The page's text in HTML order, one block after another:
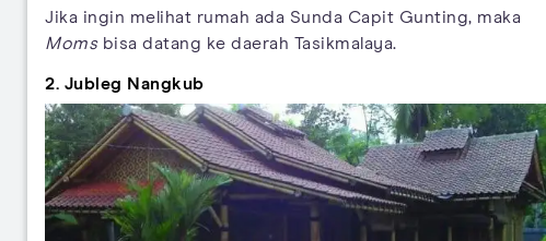
Jika ingin melihat rumah ada Sunda Capit Gunting, maka
Momsbisa datang ke daerah Tasikmalaya.
2. Jubleg Nangkub